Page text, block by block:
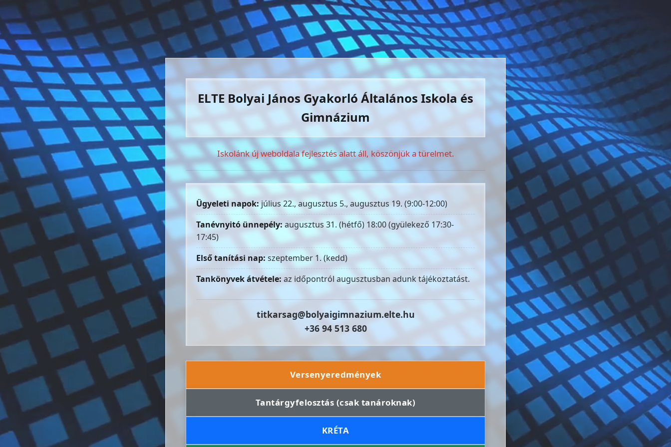
ELTE Bolyai János Gyakorló Általános Iskola és
Gimnázium
Iskolánk új weboldala fejlesztés alatt áll, köszönjük a türelmet.
Ügyeleti napok:július 22., augusztus 5., augusztus 19. (9:00-12:00)
Tanévnyitó ünnepély:augusztus 31. (hétfő) 18:00 (gyülekező 17:30-
17:45)
Első tanítási nap:szeptember 1. (kedd)
Tankönyvek átvétele: az időpontról augusztusban adunk tájékoztatást.
titkarsag@bolyaigimnazium.elte.hu
+36 94 513 680
Versenyeredmények
Tantárgyfelosztás (csak tanároknak)
KRÉTA